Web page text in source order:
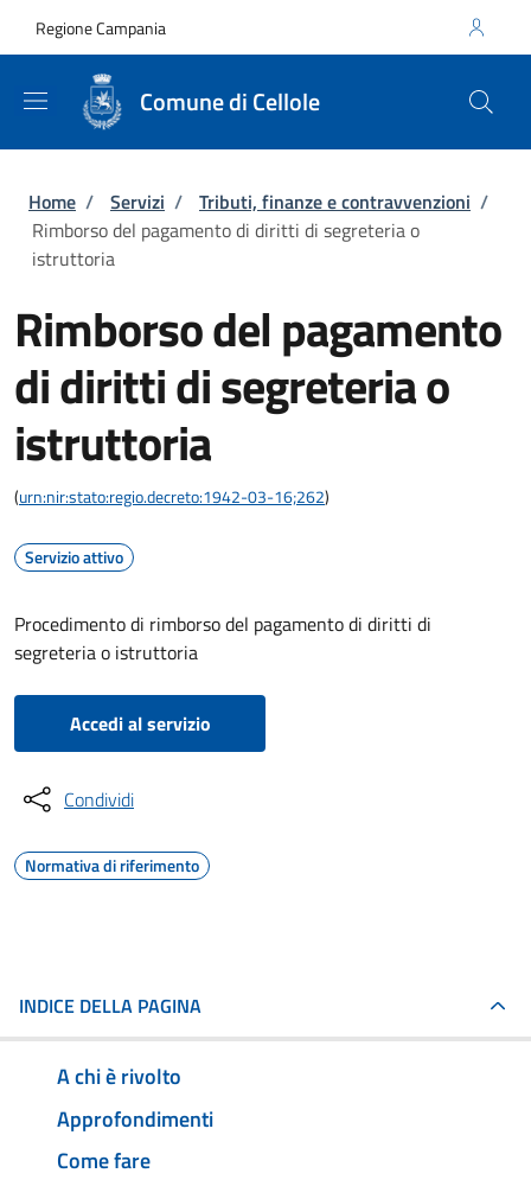
Regione Campania
Comune di Cellole
Briciole di pane
Home / Servizi / Tributi, finanze e contravvenzioni /
Rimborso del pagamento di diritti di segreteria o
istruttoria
Rimborso del pagamento
di diritti di segreteria o
istruttoria
(urn:nir:stato:regio.decreto:1942-03-16;262)
Servizio attivo
Procedimento di rimborso del pagamento di diritti di
segreteria o istruttoria
Accedi al servizio
Condividi
Normativa di riferimento
INDICE DELLA PAGINA
A chi è rivolto
Approfondimenti
Come fare